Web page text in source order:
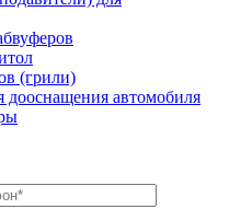
(грили)
автомобиля